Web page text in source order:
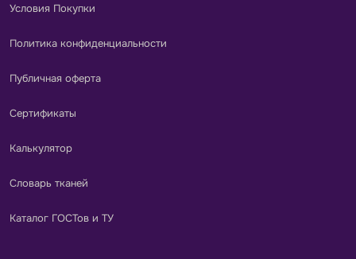
Условия Покупки
Политика конфиденциальности
Публичная оферта
Сертификаты
Калькулятор
Словарь тканей
Каталог ГОСТов и ТУ